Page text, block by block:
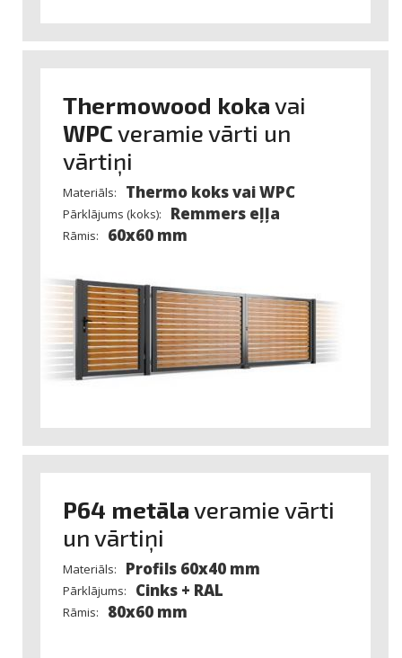
Thermowood kokavai
WPCveramie vārti un
vārtiņi
Materiāls: Thermo koks vai WPC
Pārklājums (koks): Remmers eļļa
Rāmis: 60x60 mm
P64 metālaveramie vārti
un vārtiņi
Materiāls: Profils 60x40 mm
Pārklājums: Cinks + RAL
Rāmis: 80x60 mm